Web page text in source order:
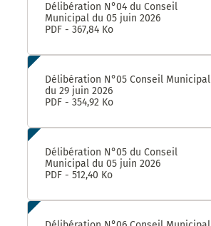
Délibération N°04 du Conseil
Municipal du 05 juin 2026
PDF - 367,84 Ko
Délibération N°05 Conseil Municipal
du 29 juin 2026
PDF - 354,92 Ko
Délibération N°05 du Conseil
Municipal du 05 juin 2026
PDF - 512,40 Ko